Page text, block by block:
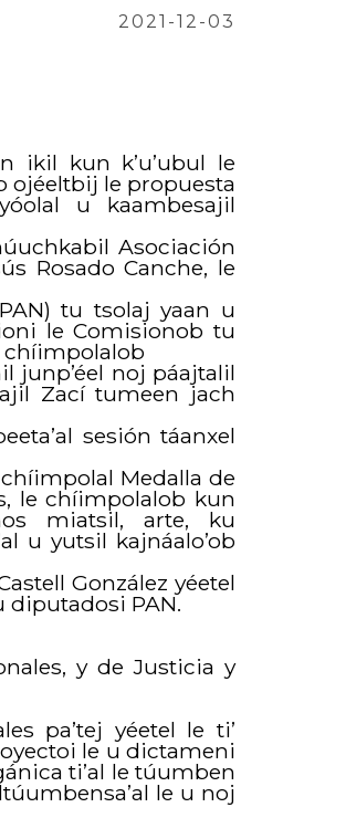
2021-12-03
ikil kun k’u’ubul le
ojéeltbij le propuesta
u kaambesajil
Asociación
Rosado Canche, le
tu tsolaj yaan u
le Comisionob tu
chíimpolalob
junp’éel noj páajtalil
Zací tumeen jach
sesión táanxel
Medalla de
le chíimpolalob kun
miatsil, arte, ku
u yutsil kajnáalo’ob
González yéetel
diputadosi PAN.
y de Justicia y
pa’tej yéetel le ti’
le u dictameni
ti’al le túumben
le u noj